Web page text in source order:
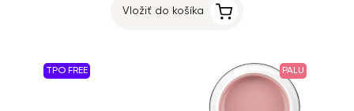
Vložiť do košíka
TPO FREE PALU